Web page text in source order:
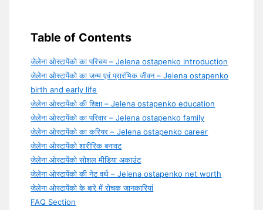
Table of Contents
जेलेना ओस्टापेंको का परिचय – Jelena ostapenko introduction
जेलेना ओस्टापेंको का जन्म एवं प्रारंभिक जीवन – Jelena ostapenko
birth and early life
जेलेना ओस्टापेंको की शिक्षा – Jelena ostapenko education
जेलेना ओस्टापेंको का परिवार – Jelena ostapenko family
जेलेना ओस्टापेंको का करियर – Jelena ostapenko career
जेलेना ओस्टापेंको शारीरिक बनावट
जेलेना ओस्टापेंको सोशल मीडिया अकाउंट
जेलेना ओस्टापेंको की नेट वर्थ – Jelena ostapenko net worth
जेलेना ओस्टापेंको के बारे में रोचक जानकारियां
FAQ Section